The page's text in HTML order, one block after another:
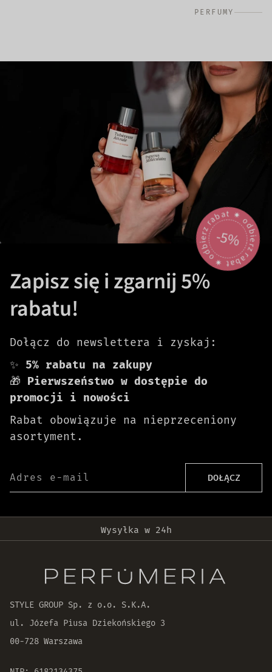
PERFUMY
odbierz rabat 🟎 odbierz rabat 🟎
-5%
Zapisz się i zgarnij 5%
rabatu!
Dołącz do newslettera i zyskaj:
✨ 5% rabatu na zakupy
🎁 Pierwszeństwo w dostępie do
promocji i nowości
Rabat obowiązuje na nieprzeceniony
asortyment.
Adres e-mail DOŁĄCZ
Wysyłka w 24h
30 dni na zwrot zamówienia
STYLE GROUP Sp. z o.o. S.K.A.
ul. Józefa Piusa Dziekońskiego 3
00-728 Warszawa